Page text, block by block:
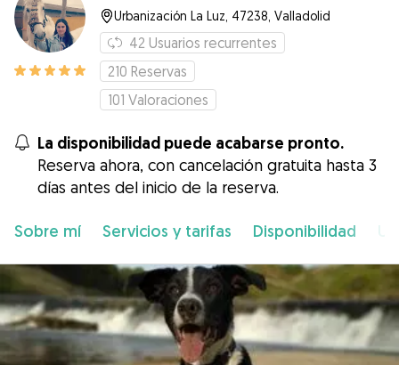
Urbanización La Luz, 47238, Valladolid
42 Usuarios recurrentes
210 Reservas
101 Valoraciones
La disponibilidad puede acabarse pronto.
Reserva ahora, con cancelación gratuita hasta 3
días antes del inicio de la reserva.
Sobre mí Servicios y tarifas Disponibilidad